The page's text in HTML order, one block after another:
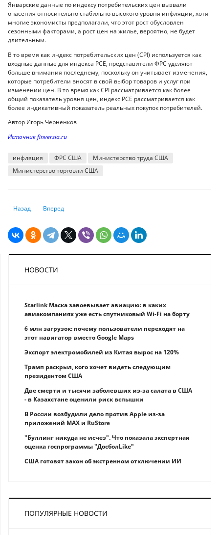
Январские данные по индексу потребительских цен вызвали
опасения относительно стабильно высокого уровня инфляции, хотя
многие экономисты предполагали, что этот рост обусловлен
сезонными факторами, а рост цен на жилье, вероятно, не будет
длительным.
В то время как индекс потребительских цен (CPI) используется как
входные данные для индекса PCE, представители ФРС уделяют
больше внимания последнему, поскольку он учитывает изменения,
которые потребители вносят в свой выбор товаров и услуг при
изменении цен. В то время как CPI рассматривается как более
общий показатель уровня цен, индекс PCE рассматривается как
более индикативный показатель реальных покупок потребителей.
Автор Игорь Черненков
Источник finversia.ru
инфляция ФРС США
Министерство труда США
Министерство торговли США
Предыдущий: Что подорожало в феврале в Казахстане
Назад Следующий: Скоро на самолетах будет некому летать из-
Вперед
НОВОСТИ
Starlink Маска завоевывает авиацию: в каких
авиакомпаниях уже есть спутниковый Wi-Fi на борту
6 млн загрузок: почему пользователи переходят на
этот навигатор вместо Google Maps
Экспорт электромобилей из Китая вырос на 120%
Трамп раскрыл, кого хочет видеть следующим
президентом США
Две смерти и тысячи заболевших из-за салата в США
- в Казахстане оценили риск вспышки
В России возбудили дело против Apple из-за
приложений MAX и RuStore
"Буллинг никуда не исчез". Что показала экспертная
оценка госпрограммы "ДосболLike"
США готовят закон об экстренном отключении ИИ
ПОПУЛЯРНЫЕ НОВОСТИ